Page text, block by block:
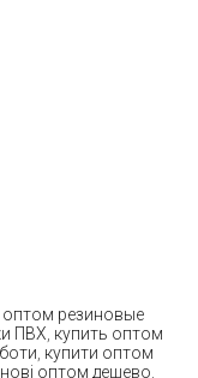
оптом резиновые
ПВХ купить оптом
купити оптом
оптом дешево